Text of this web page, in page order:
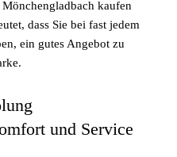
kaufen
dass Sie bei fast jedem
ein gutes Angebot zu
und Service